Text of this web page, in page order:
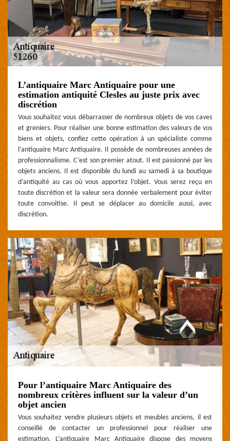
L’antiquaire Marc Antiquaire pour une
estimation antiquité Clesles au juste prix avec
discrétion
Vous souhaitez vous débarrasser de nombreux objets de vos caves
et greniers. Pour réaliser une bonne estimation des valeurs de vos
biens et objets, confiez cette opération à un spécialiste comme
l’antiquaire Marc Antiquaire. Il possède de nombreuses années de
professionnalisme. C’est son premier atout. Il est passionné par les
objets anciens. Il est disponible du lundi au samedi à sa boutique
d’antiquité au cas où vous apportez l’objet. Vous serez reçu en
toute discrétion et la valeur sera donnée verbalement pour éviter
toute convoitise. Il peut se déplacer au domicile aussi, avec
discrétion.
Pour l’antiquaire Marc Antiquaire des
nombreux critères influent sur la valeur d’un
objet ancien
Vous souhaitez vendre plusieurs objets et meubles anciens, il est
conseillé de contacter un professionnel pour réaliser une
estimation. L’antiquaire Marc Antiquaire dispose des moyens